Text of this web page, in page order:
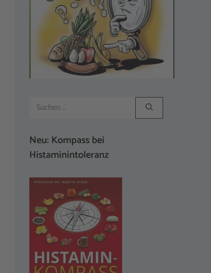
Suchen
nach:
Neu: Kompass bei
Histaminintoleranz